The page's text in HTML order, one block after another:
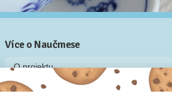
Více o Naučmese
O projektu
Blog: recenze z kurzů, rozhovory a články